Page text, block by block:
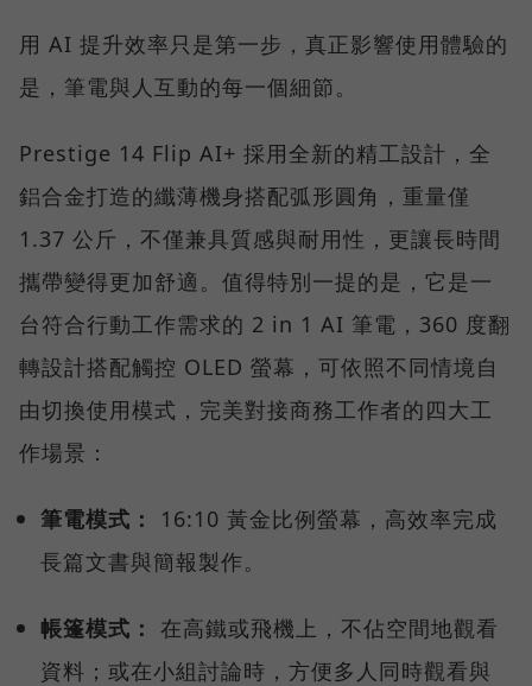
用 AI 提升效率只是第一步，真正影響使用體驗的
是，筆電與人互動的每一個細節。
Prestige 14 Flip AI+ 採用全新的精工設計，全
鋁合金打造的纖薄機身搭配弧形圓角，重量僅
1.37 公斤，不僅兼具質感與耐用性，更讓長時間
攜帶變得更加舒適。值得特別一提的是，它是一
台符合行動工作需求的 2 in 1 AI 筆電，360 度翻
轉設計搭配觸控 OLED 螢幕，可依照不同情境自
由切換使用模式，完美對接商務工作者的四大工
作場景：
筆電模式：
16:10 黃金比例螢幕，高效率完成
長篇文書與簡報製作。
帳篷模式： 在高鐵或飛機上，不佔空間地觀看
資料；或在小組討論時，方便多人同時觀看與